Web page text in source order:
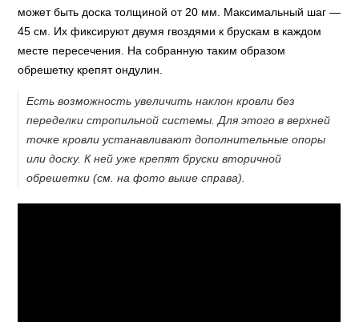
может быть доска толщиной от 20 мм. Максимальный шаг —
45 см. Их фиксируют двумя гвоздями к брускам в каждом
месте пересечения. На собранную таким образом
обрешетку крепят ондулин.
Есть возможность увеличить наклон кровли без
переделки стропильной системы. Для этого в верхней
точке кровли устанавливают дополнительные опоры
или доску. К ней уже крепят бруски вторичной
обрешетки (см. на фото выше справа).